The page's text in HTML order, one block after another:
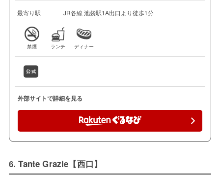
最寄り駅 JR各線 池袋駅1A出口より徒歩1分
禁煙 ランチ ディナー
外部サイトで詳細を見る
6. Tante Grazie【西口】